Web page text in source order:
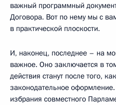
важный программный
Договора. Вот по нему мы с
в практической плоскости.
И, наконец, последнее – на
важное. Оно заключается в
действия станут после того,
законодательное
избрания совместного